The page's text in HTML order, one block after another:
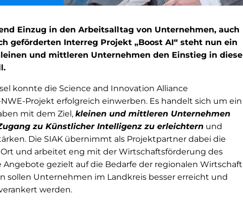
Einzug in den Arbeitsalltag von Unternehmen, auch
geförderten Interreg Projekt „Boost AI“ steht nun ein
und mittleren Unternehmen den Einstieg in diese
konnte die Science and Innovation Alliance
NWE-Projekt erfolgreich einwerben. Es handelt sich um ein
mit dem Ziel, kleinen und mittleren Unternehmen
zu Künstlicher Intelligenz zu erleichtern und
Die SIAK übernimmt als Projektpartner dabei die
und arbeitet eng mit der Wirtschaftsförderung des
Angebote gezielt auf die Bedarfe der regionalen Wirtschaft
sollen Unternehmen im Landkreis besser erreicht und
werden.